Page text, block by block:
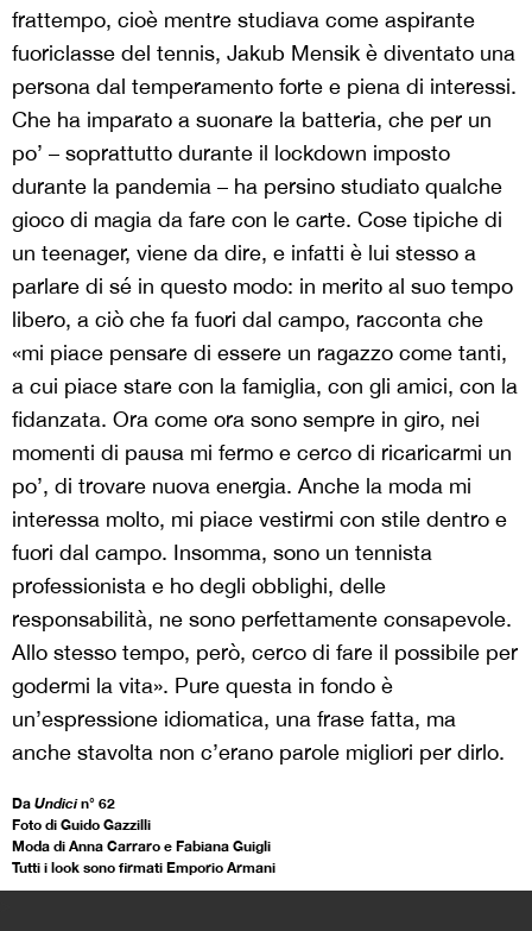
frattempo, cioè mentre studiava come aspirante
fuoriclasse del tennis, Jakub Mensik è diventato una
persona dal temperamento forte e piena di interessi.
Che ha imparato a suonare la batteria, che per un
po’ – soprattutto durante il lockdown imposto
durante la pandemia – ha persino studiato qualche
gioco di magia da fare con le carte. Cose tipiche di
un teenager, viene da dire, e infatti è lui stesso a
parlare di sé in questo modo: in merito al suo tempo
libero, a ciò che fa fuori dal campo, racconta che
«mi piace pensare di essere un ragazzo come tanti,
a cui piace stare con la famiglia, con gli amici, con la
fidanzata. Ora come ora sono sempre in giro, nei
momenti di pausa mi fermo e cerco di ricaricarmi un
po’, di trovare nuova energia. Anche la moda mi
interessa molto, mi piace vestirmi con stile dentro e
fuori dal campo. Insomma, sono un tennista
professionista e ho degli obblighi, delle
responsabilità, ne sono perfettamente consapevole.
Allo stesso tempo, però, cerco di fare il possibile per
godermi la vita». Pure questa in fondo è
un’espressione idiomatica, una frase fatta, ma
anche stavolta non c’erano parole migliori per dirlo.
Da Undicin° 62
Foto di Guido Gazzilli
Moda di Anna Carraro e Fabiana Guigli
Tutti i look sono firmati Emporio Armani